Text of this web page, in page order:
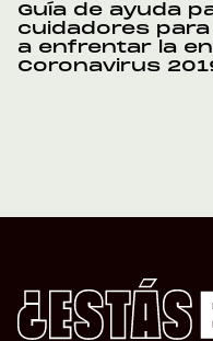
Guía de ayuda
cuidadores
a enfrentar la
Coronavirus